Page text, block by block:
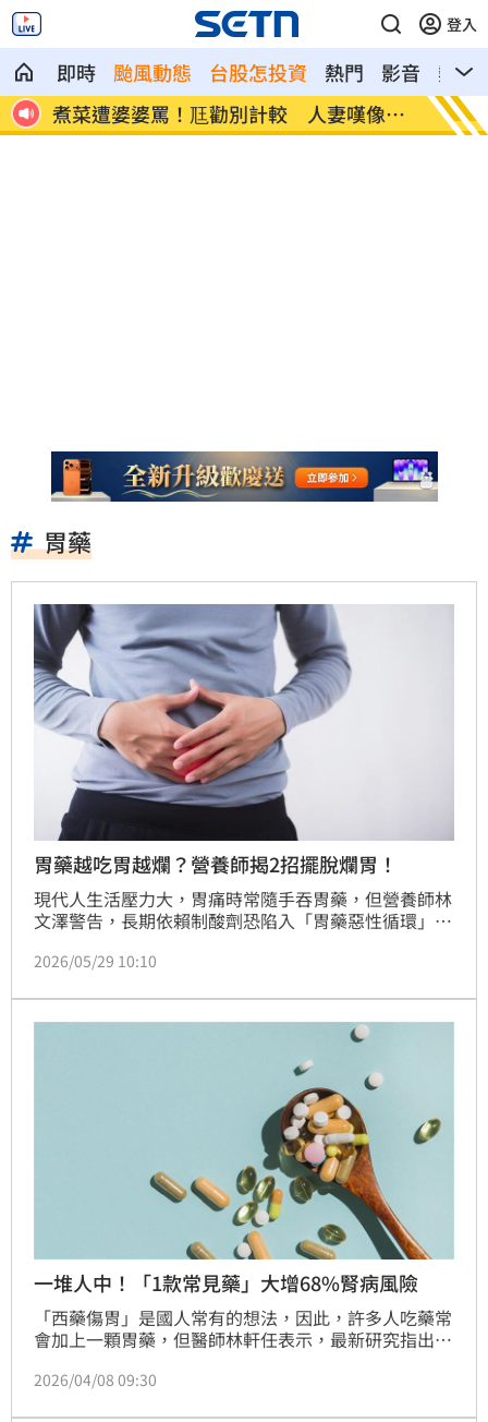
登入
即時 颱風動態 台股怎投資 熱門 影音
熱搜
台
新／白海豚近北部海面！氣象署發豪雨特
報
南電
胃藥
胃藥越吃胃越爛？營養師揭2招擺脫爛胃！
現代人生活壓力大，胃痛時常隨手吞胃藥，但營養師林
文澤警告，長期依賴制酸劑恐陷入「胃藥惡性循環」。
胃食道逆流，甚至影響鐵質與B12吸收而引發貧血。此
吹氣試驗定期篩檢。若想守護胃部健康，應補充維生素
U與蛋黃免疫球蛋白IGy，藉此修復胃黏膜並抑制壞菌
活性，才能從根本改善胃病，遠離癌症威脅。
2026/05/29 10:10
一堆人中！「1款常見藥」大增68%腎病風險
「西藥傷胃」是國人常有的想法，因此，許多人吃藥常
會加上一顆胃藥，但醫師林軒任表示，最新研究指出，
腎病的風險、增加15%洗腎風險。
2026/04/08 09:30